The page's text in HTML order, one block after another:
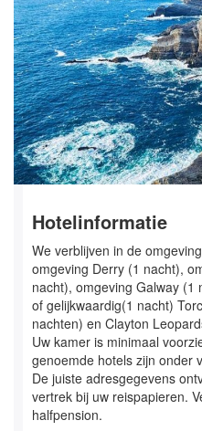
Hotelinformatie
We verblijven in de
omgeving Derry (1 nacht),
nacht), omgeving Galway (1
of gelijkwaardig(1 nacht)
nachten) en Clayton
Uw kamer is minimaal
genoemde hotels zijn onder
De juiste adresgegevens
vertrek bij uw reispapieren.
halfpension.